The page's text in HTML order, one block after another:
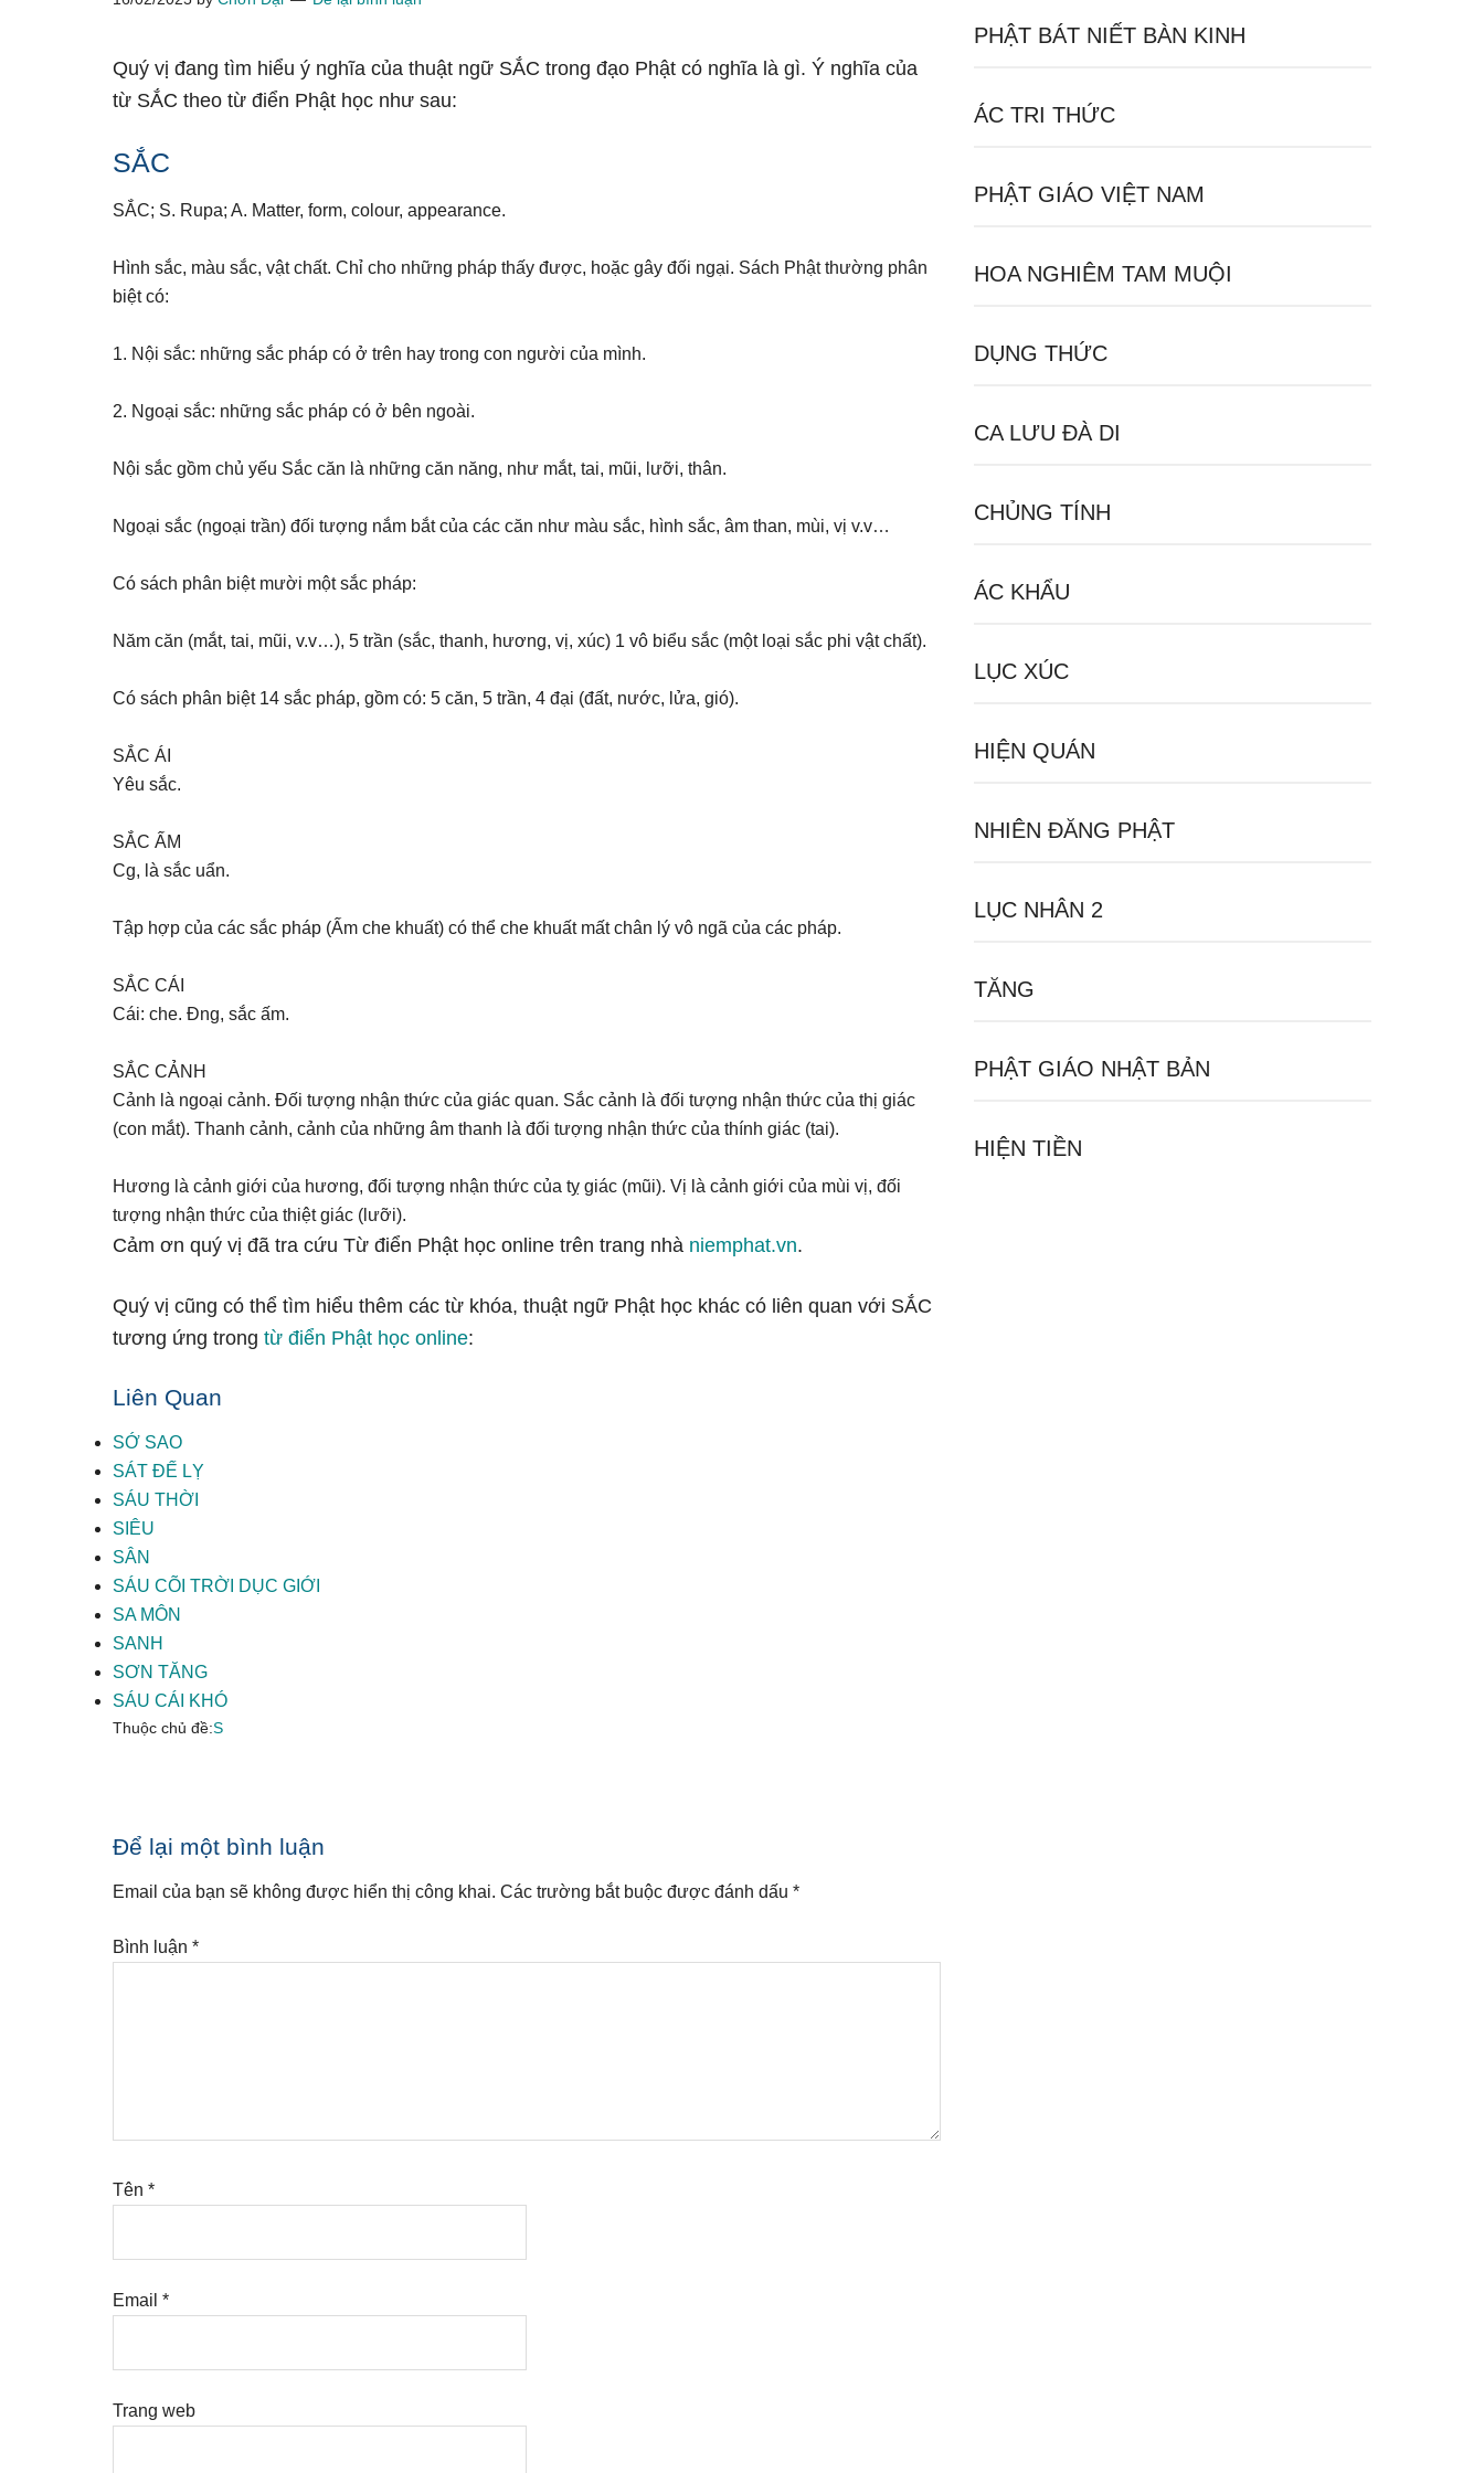
Quý vị đang tìm hiểu ý nghĩa của thuật ngữ SẮC trong đạo Phật có nghĩa là gì. Ý nghĩa của
từ SẮC theo từ điển Phật học như sau:
SẮC
SẮC; S. Rupa; A. Matter, form, colour, appearance.
Hình sắc, màu sắc, vật chất. Chỉ cho những pháp thấy được, hoặc gây đối ngại. Sách Phật thường phân
biệt có:
1. Nội sắc: những sắc pháp có ở trên hay trong con người của mình.
2. Ngoại sắc: những sắc pháp có ở bên ngoài.
Nội sắc gồm chủ yếu Sắc căn là những căn năng, như mắt, tai, mũi, lưỡi, thân.
Ngoại sắc (ngoại trần) đối tượng nắm bắt của các căn như màu sắc, hình sắc, âm than, mùi, vị v.v…
Có sách phân biệt mười một sắc pháp:
Năm căn (mắt, tai, mũi, v.v…), 5 trần (sắc, thanh, hương, vị, xúc) 1 vô biểu sắc (một loại sắc phi vật chất).
Có sách phân biệt 14 sắc pháp, gồm có: 5 căn, 5 trần, 4 đại (đất, nước, lửa, gió).
SẮC ÁI
Yêu sắc.
SẮC ẤM
Cg, là sắc uẩn.
Tập hợp của các sắc pháp (Ấm che khuất) có thể che khuất mất chân lý vô ngã của các pháp.
SẮC CÁI
Cái: che. Đng, sắc ấm.
SẮC CẢNH
Cảnh là ngoại cảnh. Đối tượng nhận thức của giác quan. Sắc cảnh là đối tượng nhận thức của thị giác
(con mắt). Thanh cảnh, cảnh của những âm thanh là đối tượng nhận thức của thính giác (tai).
Hương là cảnh giới của hương, đối tượng nhận thức của tỵ giác (mũi). Vị là cảnh giới của mùi vị, đối
tượng nhận thức của thiệt giác (lưỡi).
Cảm ơn quý vị đã tra cứu Từ điển Phật học online trên trang nhà niemphat.vn.
Quý vị cũng có thể tìm hiểu thêm các từ khóa, thuật ngữ Phật học khác có liên quan với SẮC
tương ứng trong từ điển Phật học online:
Liên Quan
SỚ SAO
SÁT ĐẾ LỴ
SÁU THỜI
SIÊU
SÂN
SÁU CÕI TRỜI DỤC GIỚI
SA MÔN
SANH
SƠN TĂNG
SÁU CÁI KHÓ
Thuộc chủ đề:S
Reader
Interactions
Để lại một bình luận
Email của bạn sẽ không được hiển thị công khai. Các trường bắt buộc được đánh dấu *
Bình luận *
Tên *
Email *
Trang web
PHẬT BÁT NIẾT BÀN KINH
ÁC TRI THỨC
PHẬT GIÁO VIỆT NAM
HOA NGHIÊM TAM MUỘI
DỤNG THỨC
CA LƯU ĐÀ DI
CHỦNG TÍNH
ÁC KHẨU
LỤC XÚC
HIỆN QUÁN
NHIÊN ĐĂNG PHẬT
LỤC NHÂN 2
TĂNG
PHẬT GIÁO NHẬT BẢN
HIỆN TIỀN